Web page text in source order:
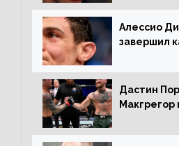
Копыловым
Алессио
завершил
Дастин
Макгрегор
раунда на